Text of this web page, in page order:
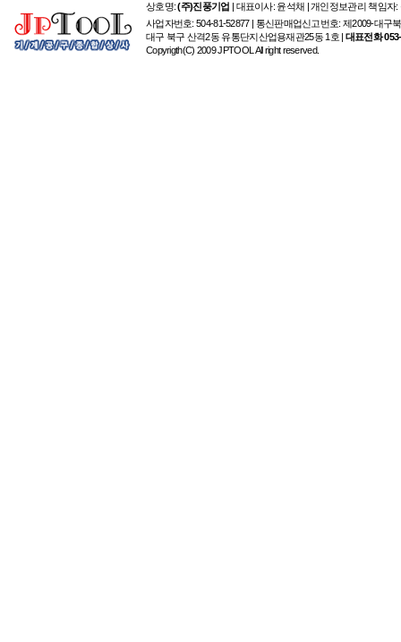
상호명:(주)진풍기업 | 대표이사: 윤석채 | 개인정보관리 책임자:
사업자번호: 504-81-52877 | 통신판매업신고번호: 제2009-대구
대구 북구 산격2동 유통단지산업용재관25동 1호 | 대표전화
Copyrigth(C) 2009 JPTOOL All right reserved.